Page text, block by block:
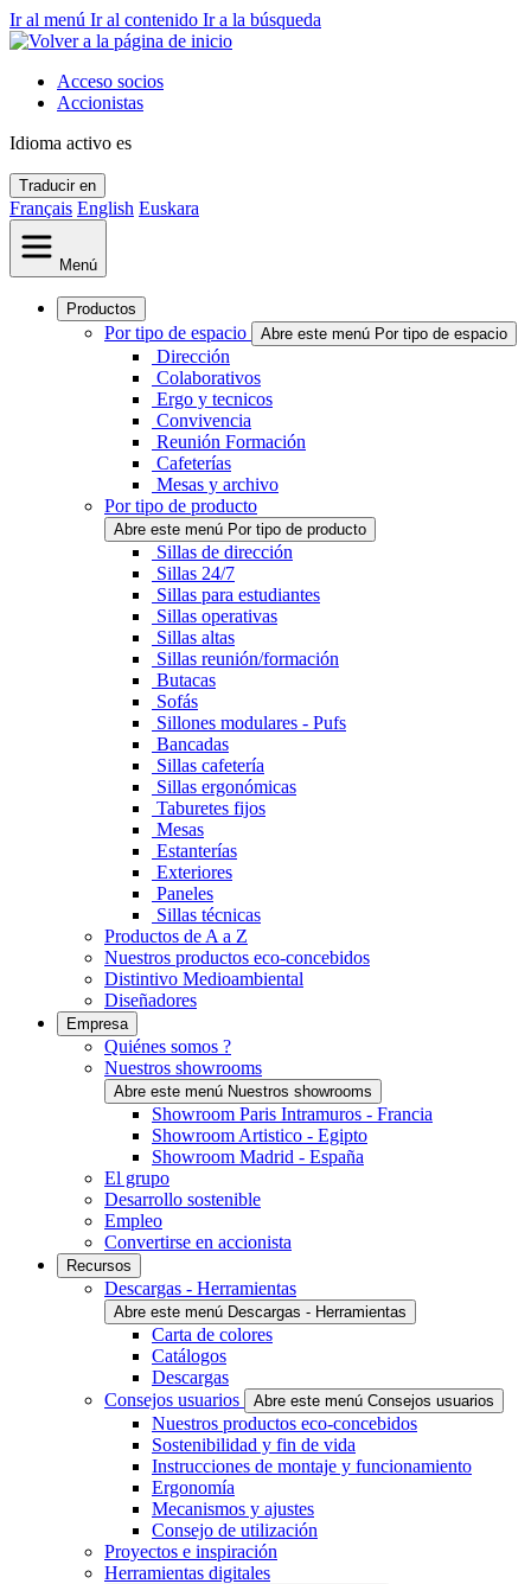
Ir al menú Ir al contenido Ir a la búsqueda
Acceso socios
Accionistas
Idioma activo es
Traducir en
Français English Euskara
Menú
Productos
Por tipo de espacio Abre este menú Por tipo de espacio
Dirección
Colaborativos
Ergo y tecnicos
Convivencia
Reunión Formación
Cafeterías
Mesas y archivo
Por tipo de producto
Abre este menú Por tipo de producto
Sillas de dirección
Sillas 24/7
Sillas para estudiantes
Sillas operativas
Sillas altas
Sillas reunión/formación
Butacas
Sofás
Sillones modulares - Pufs
Bancadas
Sillas cafetería
Sillas ergonómicas
Taburetes fijos
Mesas
Estanterías
Exteriores
Paneles
Sillas técnicas
Productos de A a Z
Nuestros productos eco-concebidos
Distintivo Medioambiental
Diseñadores
Empresa
Quiénes somos ?
Nuestros showrooms
Abre este menú Nuestros showrooms
Showroom Paris Intramuros - Francia
Showroom Artistico - Egipto
Showroom Madrid - España
El grupo
Desarrollo sostenible
Empleo
Convertirse en accionista
Recursos
Descargas - Herramientas
Abre este menú Descargas - Herramientas
Carta de colores
Catálogos
Descargas
Consejos usuarios
Abre este menú Consejos usuarios
Nuestros productos eco-concebidos
Sostenibilidad y fin de vida
Instrucciones de montaje y funcionamiento
Ergonomía
Mecanismos y ajustes
Consejo de utilización
Proyectos e inspiración
Herramientas digitales